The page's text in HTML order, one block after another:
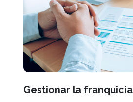
Gestionar la franquicia